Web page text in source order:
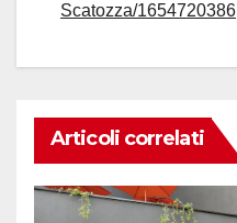
Scatozza/1654720386
Articoli correlati